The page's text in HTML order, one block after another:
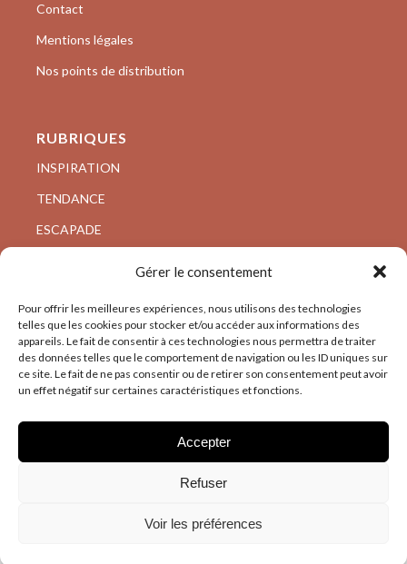
Gérer le consentement
Pour offrir les meilleures expériences, nous utilisons des technologies
telles que les cookies pour stocker et/ou accéder aux informations des
appareils. Le fait de consentir à ces technologies nous permettra de traiter
des données telles que le comportement de navigation ou les ID uniques sur
ce site. Le fait de ne pas consentir ou de retirer son consentement peut avoir
un effet négatif sur certaines caractéristiques et fonctions.
Accepter
Refuser
Voir les préférences
Contact
Mentions légales
Nos points de distribution
RUBRIQUES
INSPIRATION
TENDANCE
ESCAPADE